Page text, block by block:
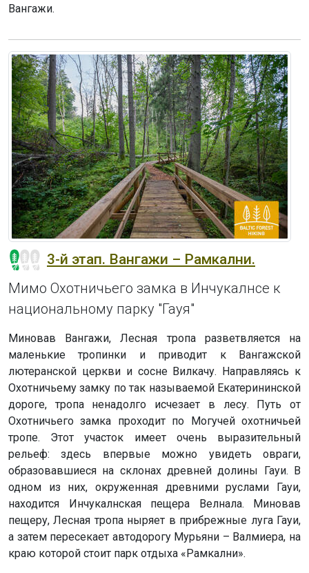
Вангажи.
3-й этап. Вангажи – Рамкални.
Мимо Охотничьего замка в Инчукалнсе к
национальному парку "Гауя"
Миновав Вангажи, Лесная тропа разветвляется на
маленькие тропинки и приводит к Вангажской
лютеранской церкви и сосне Вилкачу. Направляясь к
Охотничьему замку по так называемой Екатерининской
дороге, тропа ненадолго исчезает в лесу. Путь от
Охотничьего замка проходит по Могучей охотничьей
тропе. Этот участок имеет очень выразительный
рельеф: здесь впервые можно увидеть овраги,
образовавшиеся на склонах древней долины Гауи. В
одном из них, окруженная древними руслами Гауи,
находится Инчукалнская пещера Велнала. Миновав
пещеру, Лесная тропа ныряет в прибрежные луга Гауи,
а затем пересекает автодорогу Мурьяни – Валмиера, на
краю которой стоит парк отдыха «Рамкални».